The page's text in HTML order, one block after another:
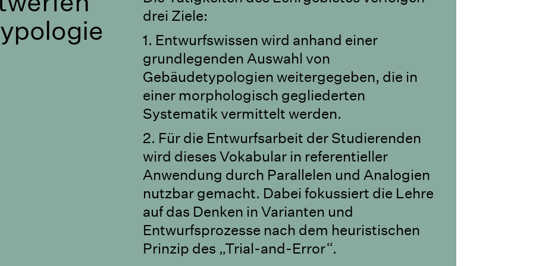
drei Ziele:
1. Entwurfswissen wird anhand einer
grundlegenden Auswahl von
Gebäudetypologien weitergegeben, die in
einer morphologisch gegliederten
Systematik vermittelt werden.
2. Für die Entwurfsarbeit der Studierenden
wird dieses Vokabular in referentieller
Anwendung durch Parallelen und Analogien
nutzbar gemacht. Dabei fokussiert die Lehre
auf das Denken in Varianten und
Entwurfsprozesse nach dem heuristischen
Prinzip des „Trial-and-Error“.